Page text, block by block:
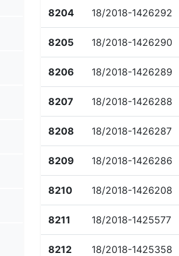
8204 18/2018-1426292
8205 18/2018-1426290
8206 18/2018-1426289
8207 18/2018-1426288
8208 18/2018-1426287
8209 18/2018-1426286
8210 18/2018-1426208
8211 18/2018-1425577
8212 18/2018-1425358